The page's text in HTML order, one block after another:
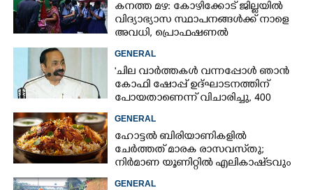
കനത്ത മഴ: കോഴിക്കോട് ജില്ലയിൽ
വിദ്യാഭ്യാസ സ്ഥാപനങ്ങൾക്ക് നാളെ
അവധി,​ പ്രൊഫഷണൽ
കോളേജുകൾക്ക് ബാധകമല്ല
GENERAL
'ചില വാർത്തകൾ വന്നപ്പോൾ ഞാൻ
കോഫി ഷോപ്പ് ഉദ്ഘാടനത്തിന്
പോയതാണെന്ന് വിചാരിച്ചു, 400
കോടിയുടെ പ്രോജക്ടാണ് അത്'
GENERAL
ഹോട്ടൽ ബിരിയാണികളിൽ
ചേർത്തത് മാരക രാസവസ്‌തു;
നിർമാണ യൂണിറ്റിൽ എലികാഷ്‌ടവും
കുപ്പിച്ചില്ലും
GENERAL